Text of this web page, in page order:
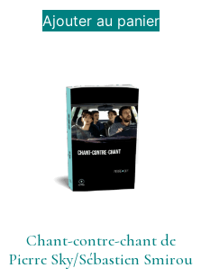
Ajouter au panier
Chant-contre-chant de
Pierre Sky/Sébastien Smirou